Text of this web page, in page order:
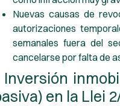
Nuevas causas de
autorizaciones
semanales fuera del
cancelarse por falta de
Inversión
en la Llei